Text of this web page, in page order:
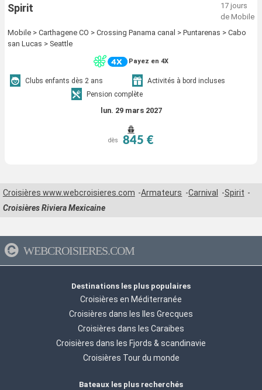
Spirit
17 jours
de Mobile
Mobile > Carthagene CO > Crossing Panama canal > Puntarenas > Cabo
san Lucas > Seattle
Payez en 4X
Clubs enfants dès 2 ans
Activités à bord incluses
Pension complète
lun. 29 mars 2027
dès 845 €
Croisières www.webcroisieres.com Armateurs Carnival
Spirit
Croisières Riviera Mexicaine
WEBCROISIERES.COM
Destinations les plus populaires
Croisières en Méditerranée
Croisières dans les Iles Grecques
Croisières dans les Caraibes
Croisières dans les Fjords & scandinavie
Croisières Tour du monde
Bateaux les plus recherchés